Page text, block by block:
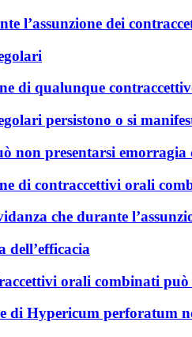
l’assunzione dei
di qualunque
persistono o si
non presentarsi
di contraccettivi orali
che durante
dell’efficacia
orali combinati
di Hypericum perforatum